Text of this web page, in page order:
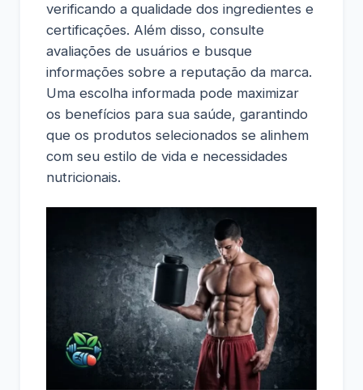
verificando a qualidade dos ingredientes e
certificações. Além disso, consulte
avaliações de usuários e busque
informações sobre a reputação da marca.
Uma escolha informada pode maximizar
os benefícios para sua saúde, garantindo
que os produtos selecionados se alinhem
com seu estilo de vida e necessidades
nutricionais.